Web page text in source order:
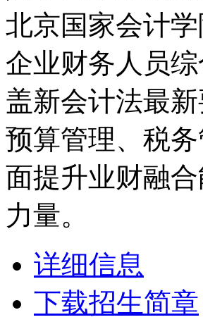
北京国家会计
企业财务人员
盖新会计法最
预算管理、税
面提升业财融
力量。
详细信息
下载招生简章